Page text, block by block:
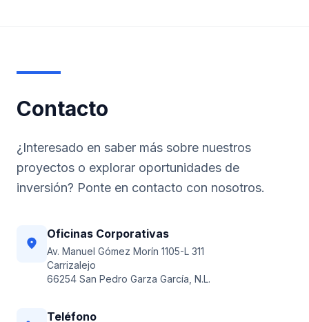
Contacto
¿Interesado en saber más sobre nuestros
proyectos o explorar oportunidades de
inversión? Ponte en contacto con nosotros.
location_on
Oficinas Corporativas
Av. Manuel Gómez Morín 1105-L 311
Carrizalejo
66254 San Pedro Garza García, N.L.
Teléfono